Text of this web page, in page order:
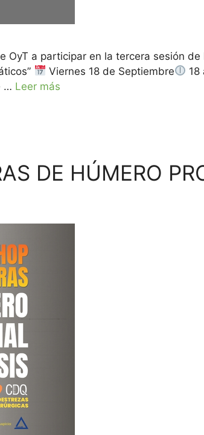
a participar en la tercera sesión
Viernes 18 de Septiembre 18
… Leer más
DE HÚMERO